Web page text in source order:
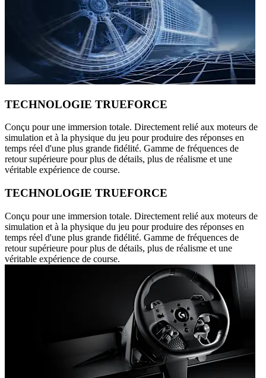
TECHNOLOGIE TRUEFORCE
Conçu pour une immersion totale. Directement relié aux moteurs de
simulation et à la physique du jeu pour produire des réponses en
temps réel d'une plus grande fidélité. Gamme de fréquences de
retour supérieure pour plus de détails, plus de réalisme et une
véritable expérience de course.
TECHNOLOGIE TRUEFORCE
Conçu pour une immersion totale. Directement relié aux moteurs de
simulation et à la physique du jeu pour produire des réponses en
temps réel d'une plus grande fidélité. Gamme de fréquences de
retour supérieure pour plus de détails, plus de réalisme et une
véritable expérience de course.